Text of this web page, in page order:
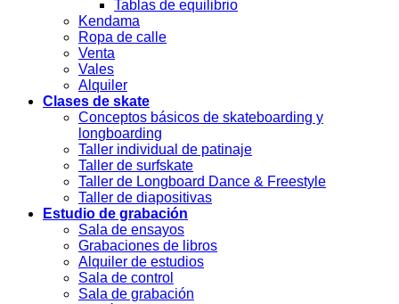
Tablas de equilibrio
Kendama
Ropa de calle
Venta
Vales
Alquiler
Clases de skate
Conceptos básicos de skateboarding y
longboarding
Taller individual de patinaje
Taller de surfskate
Taller de Longboard Dance & Freestyle
Taller de diapositivas
Estudio de grabación
Sala de ensayos
Grabaciones de libros
Alquiler de estudios
Sala de control
Sala de grabación